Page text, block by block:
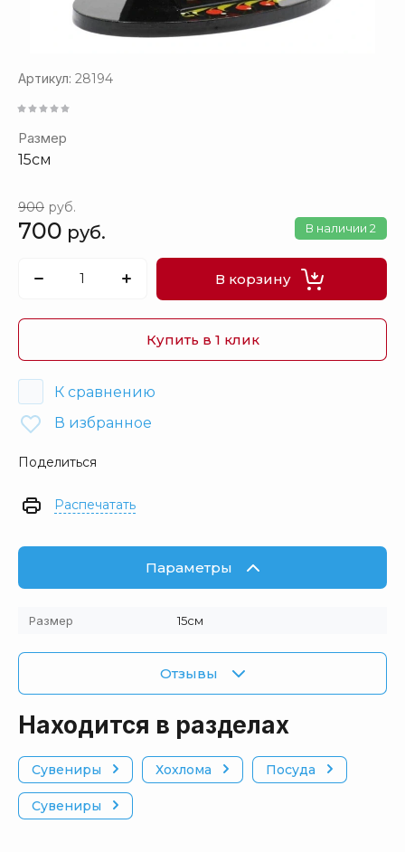
Артикул: 28194
Размер
15см
В наличии 2
900 руб.
700 руб.
В корзину
Купить в 1 клик
К сравнению
В избранное
Поделиться
Распечатать
Параметры
Размер 15см
Отзывы
Находится в разделах
Сувениры Хохлома Посуда
Сувениры